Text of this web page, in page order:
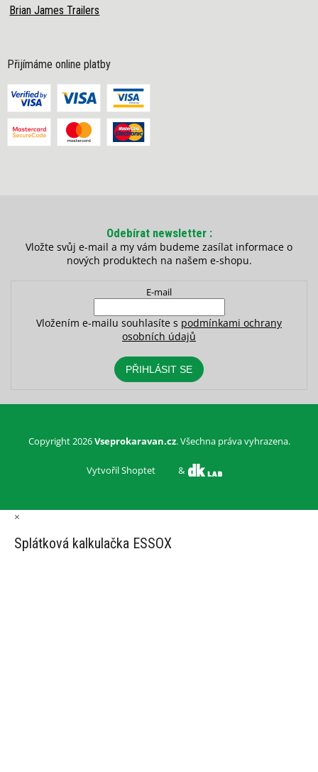
Brian James Trailers
Přijímáme online platby
Odebírat newsletter
Vložte svůj e-mail a my vám budeme zasílat informace o
nových produktech na našem e-shopu.
E-mail
Vložením e-mailu souhlasíte s podmínkami ochrany
osobních údajů
PŘIHLÁSIT SE
Vytvořil Shoptet &
Copyright 2026Vseprokaravan.cz. Všechna práva vyhrazena.
×
Splátková kalkulačka ESSOX